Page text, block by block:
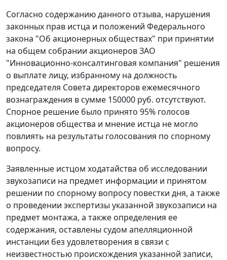
Согласно содержанию данного отзыва, нарушения
законных прав истца и положений Федерального
закона "Об акционерных обществах" при принятии
на общем собрании акционеров ЗАО
"Инновационно-консалтинговая компания" решения
о выплате лицу, избранному на должность
председателя Совета директоров ежемесячного
вознаграждения в сумме 150000 руб. отсутствуют.
Спорное решение было принято 95% голосов
акционеров общества и мнение истца не могло
повлиять на результаты голосования по спорному
вопросу.
Заявленные истцом ходатайства об исследовании
звукозаписи на предмет информации и принятом
решении по спорному вопросу повестки дня, а также
о проведении экспертизы указанной звукозаписи на
предмет монтажа, а также определения ее
содержания, оставлены судом апелляционной
инстанции без удовлетворения в связи с
неизвестностью происхождения указанной записи,